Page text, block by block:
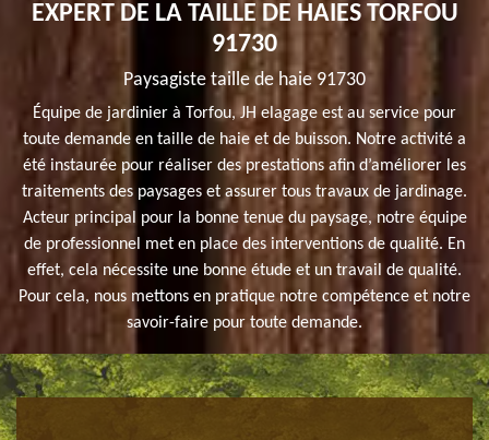
EXPERT DE LA TAILLE DE HAIES TORFOU
91730
Paysagiste taille de haie 91730
Équipe de jardinier à Torfou, JH elagage est au service pour
toute demande en taille de haie et de buisson. Notre activité a
été instaurée pour réaliser des prestations afin d’améliorer les
traitements des paysages et assurer tous travaux de jardinage.
Acteur principal pour la bonne tenue du paysage, notre équipe
de professionnel met en place des interventions de qualité. En
effet, cela nécessite une bonne étude et un travail de qualité.
Pour cela, nous mettons en pratique notre compétence et notre
savoir-faire pour toute demande.